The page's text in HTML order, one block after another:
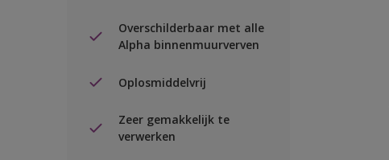
Overschilderbaar met alle
Alpha binnenmuurverven
Oplosmiddelvrij
Zeer gemakkelijk te
verwerken